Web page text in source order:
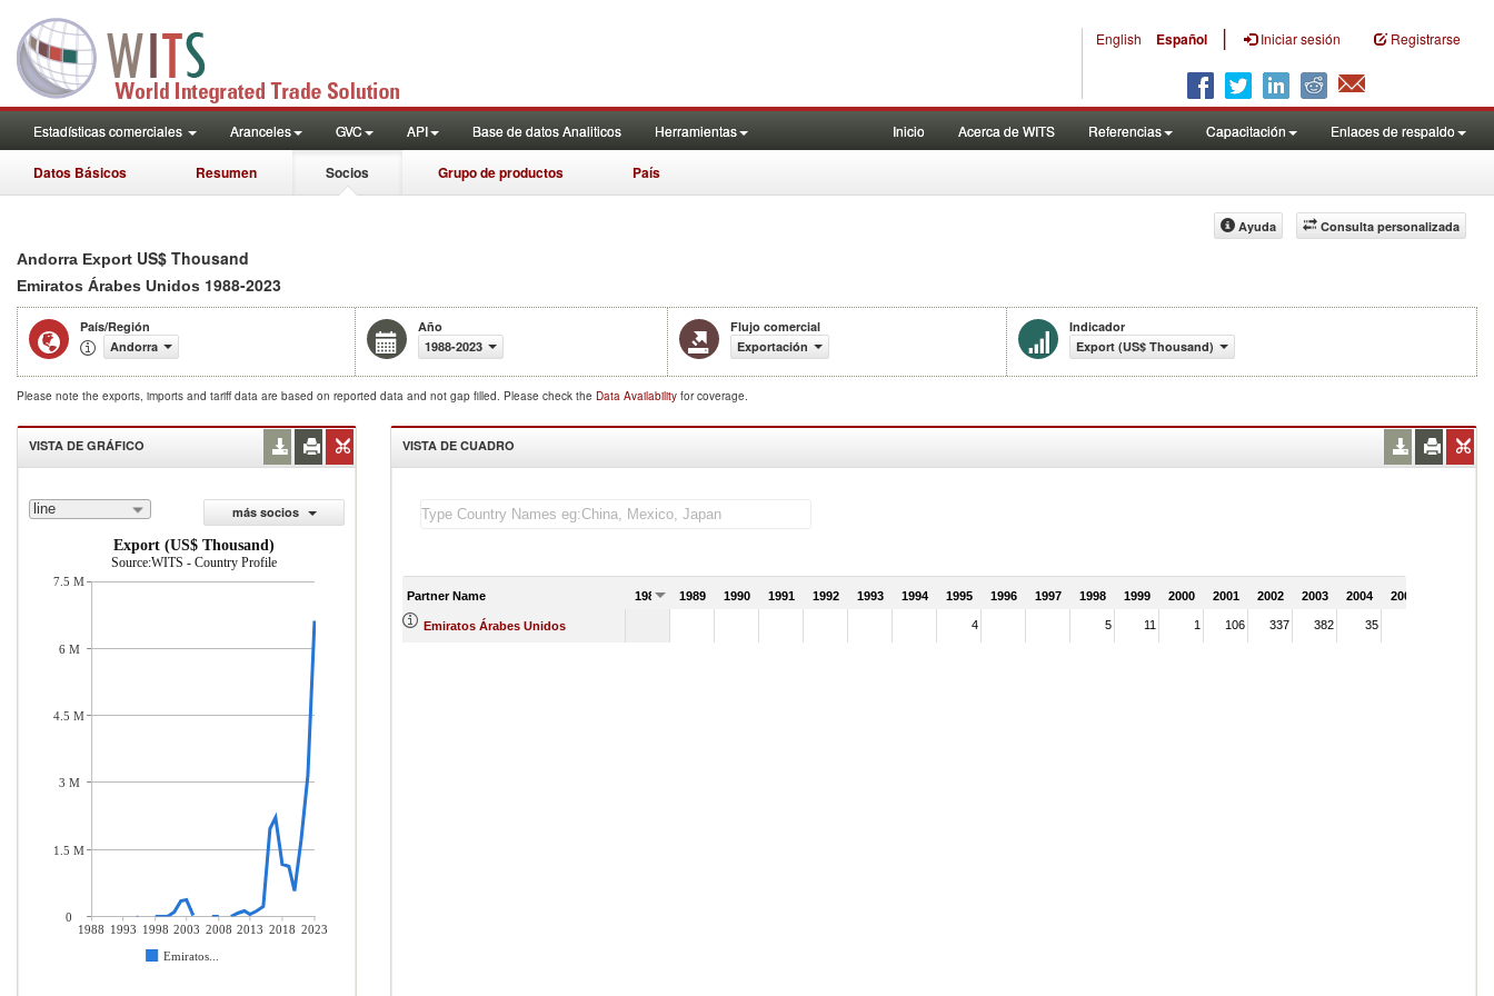
English Español | Iniciar sesión Registrarse
Estadísticas comerciales Aranceles GVC API Base de datos Analiticos Herramientas Inicio Acerca de WITS Referencias Capacitación Enlaces de respaldo
Datos Básicos Resumen Socios Grupo de productos País
Consulta personalizada
Ayuda
Andorra Export US$ Thousand
Emiratos Árabes Unidos 1988-2023
País/Región
Andorra
Año
1988-2023
Flujo comercial
Exportación
Indicador
Export (US$ Thousand)
Please note the exports, imports and tariff data are based on reported data and not gap filled. Please check the Data Availability for coverage.
VISTA DE GRÁFICO
line
más socios
Export (US$ Thousand)
Source:WITS - Country Profile
1988 1993 1998 2003 2008 2013 2018 2023
Emiratos...
7.5 M
6 M
4.5 M
3 M
1.5 M
0
VISTA DE CUADRO
Partner Name 1988 1989 1990 1991 1992 1993 1994 1995 1996 1997 1998 1999 2000 2001 2002 2003 2004 2005
Emiratos Árabes Unidos 4 5 11 1 106 337 382 35